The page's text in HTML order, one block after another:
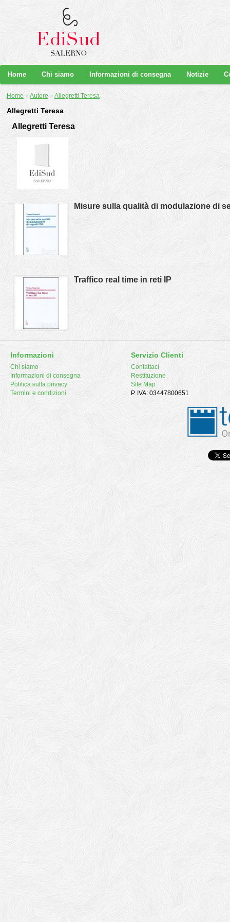
Home Chi siamo Informazioni di consegna Notizie
Home » Autore » Allegretti Teresa
Allegretti Teresa
Allegretti Teresa
Misure sulla qualità di modulazione di
Traffico real time in reti IP
Informazioni
Chi siamo
Informazioni di consegna
Politica sulla privacy
Termini e condizioni
Servizio Clienti
Contattaci
Restituzione
Site Map
P. IVA: 03447800651